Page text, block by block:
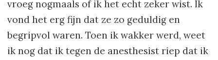
vroeg nogmaals of ik het echt zeker wist. Ik
vond het erg fijn dat ze zo geduldig en
begripvol waren. Toen ik wakker werd, weet
ik nog dat ik tegen de anesthesist riep dat ik